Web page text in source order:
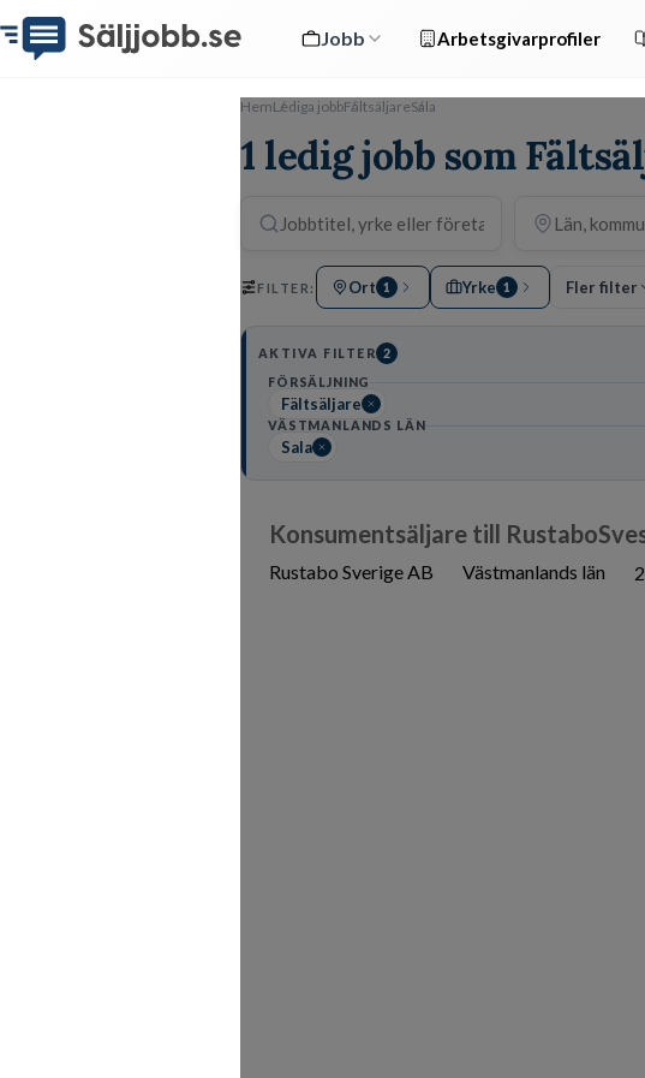
Jobb Arbetsgivarprofiler
HemLediga jobbFältsäljareSala
1 ledig jobb som
FILTER: Ort 1 Yrke 1 Fler filter
AKTIVA FILTER 2
FÖRSÄLJNING
Fältsäljare
VÄSTMANLANDS LÄN
Sala
Konsumentsäljare till
Rustabo Sverige AB Västmanlands län